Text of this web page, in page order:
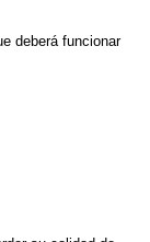
deberá funcionar